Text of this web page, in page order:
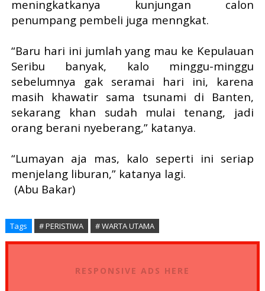
meningkatkanya kunjungan calon
penumpang pembeli juga menngkat.
“Baru hari ini jumlah yang mau ke Kepulauan
Seribu banyak, kalo minggu-minggu
sebelumnya gak seramai hari ini, karena
masih khawatir sama tsunami di Banten,
sekarang khan sudah mulai tenang, jadi
orang berani nyeberang,” katanya.
“Lumayan aja mas, kalo seperti ini seriap
menjelang liburan,” katanya lagi.
(Abu Bakar)
Tags # PERISTIWA # WARTA UTAMA
RESPONSIVE ADS HERE